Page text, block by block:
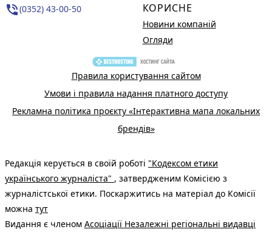
phone_in_talk(0352) 43-00-50 КОРИСНЕ
Новини компаній
Огляди
Правила користування сайтом
Умови і правила надання платного доступу
Рекламна політика проєкту «Інтерактивна мапа локальних
брендів»
Редакція керується в своїй роботі "Кодексом етики
українського журналіста" , затвердженим Комісією з
журналістської етики. Поскаржитись на матеріал до Комісії
можна тут
Видання є членом Асоціації Незалежні регіональні видавці